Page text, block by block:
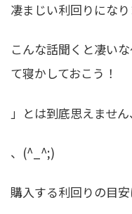
凄まじい利回りになり
こんな話聞くと凄い
て寝かしておこう！
」とは到底思えません、
、(^_^;)
購入する利回りの目安